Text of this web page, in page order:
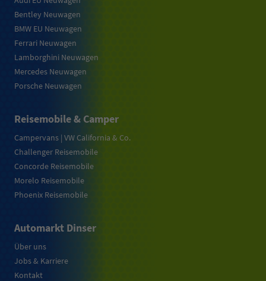
Bentley Neuwagen
BMW EU Neuwagen
Ferrari Neuwagen
Lamborghini Neuwagen
Mercedes Neuwagen
Porsche Neuwagen
Reisemobile & Camper
Campervans | VW California & Co.
Challenger Reisemobile
Concorde Reisemobile
Morelo Reisemobile
Phoenix Reisemobile
Automarkt Dinser
Über uns
Jobs & Karriere
Kontakt